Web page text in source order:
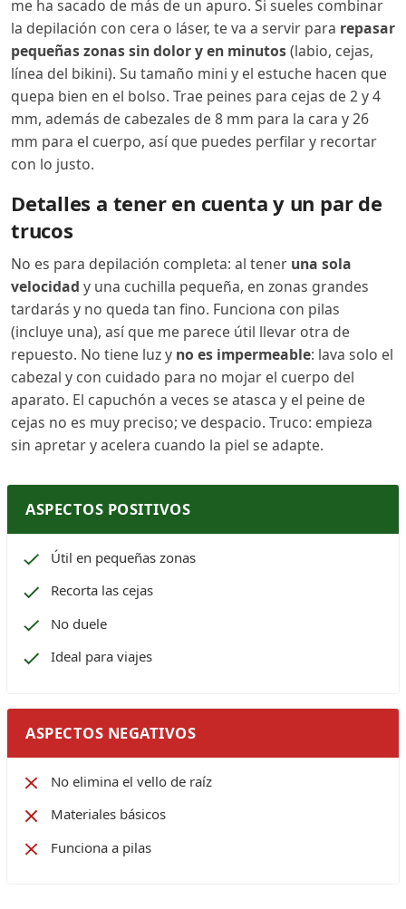
me ha sacado de más de un apuro. Si sueles combinar
la depilación con cera o láser, te va a servir para repasar
pequeñas zonas sin dolor y en minutos(labio, cejas,
línea del bikini). Su tamaño mini y el estuche hacen que
quepa bien en el bolso. Trae peines para cejas de 2 y 4
mm, además de cabezales de 8 mm para la cara y 26
mm para el cuerpo, así que puedes perfilar y recortar
con lo justo.
Detalles a tener en cuenta y un par de
trucos
No es para depilación completa: al tener una sola
velocidad y una cuchilla pequeña, en zonas grandes
tardarás y no queda tan fino. Funciona con pilas
(incluye una), así que me parece útil llevar otra de
repuesto. No tiene luz y no es impermeable: lava solo el
cabezal y con cuidado para no mojar el cuerpo del
aparato. El capuchón a veces se atasca y el peine de
cejas no es muy preciso; ve despacio. Truco: empieza
sin apretar y acelera cuando la piel se adapte.
ASPECTOS POSITIVOS
Útil en pequeñas zonas
Recorta las cejas
No duele
Ideal para viajes
ASPECTOS NEGATIVOS
No elimina el vello de raíz
Materiales básicos
Funciona a pilas